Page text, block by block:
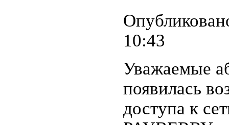
10:43
Уважаемые
появилась
доступа к